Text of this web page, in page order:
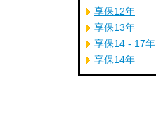
享保12年
享保13年
享保14 - 17年
享保14年